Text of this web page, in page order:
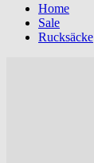
Home
Sale
Rucksäcke